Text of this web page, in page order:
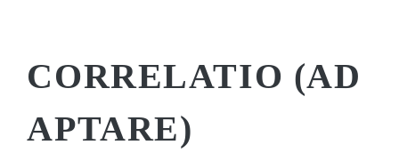
CORRELATIO (AD
APTARE)